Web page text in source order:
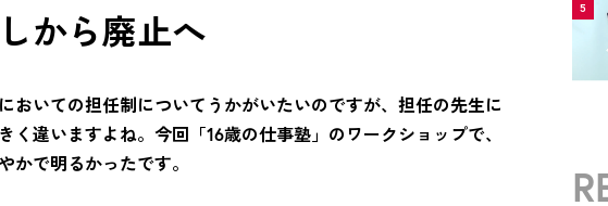
から廃止へ
おいての担任制についてうかがいたいのですが、担任の先生に
く違いますよね。今回「16歳の仕事塾」のワークショップで、
かで明るかったです。
5